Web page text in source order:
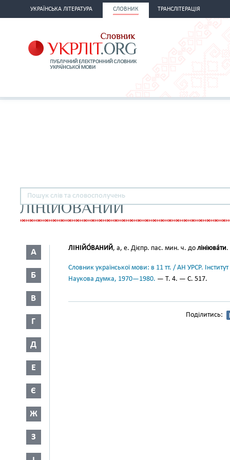
УКРАЇНСЬКА ЛІТЕРАТУРА СЛОВНИК ТРАНСЛІТЕРАЦІЯ
ЛІНІЙОВАНИЙ
А
Б
В
Г
Д
Е
Є
Ж
З
ЛІНІЙО́ВАНИЙ, а, е. Дієпр. пас. мин. ч. до лініюва́ти.
Словник української мови: в 11 тт. / АН УРСР.
Наукова думка, 1970—1980. — Т. 4. — С. 517.
Поділитись: